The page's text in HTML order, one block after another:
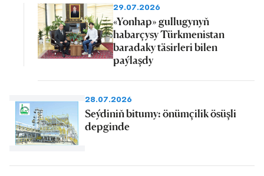
29.07.2026
«Yonhap» gullugynyň
habarçysy Türkmenistan
baradaky täsirleri bilen
paýlaşdy
28.07.2026
Seýdiniň bitumy: önümçilik ösüşli
depginde